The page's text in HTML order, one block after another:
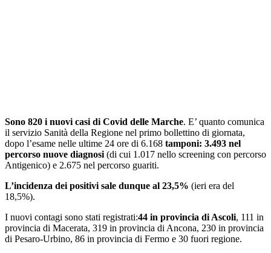
Sono 820 i nuovi casi di Covid delle Marche. E’ quanto comunica
il servizio Sanità della Regione nel primo bollettino di giornata,
dopo l’esame nelle ultime 24 ore di 6.168 tamponi: 3.493 nel
percorso nuove diagnosi (di cui 1.017 nello screening con percorso
Antigenico) e 2.675 nel percorso guariti.
L’incidenza dei positivi sale dunque al 23,5% (ieri era del
18,5%).
I nuovi contagi sono stati registrati:44 in provincia di Ascoli, 111 in
provincia di Macerata, 319 in provincia di Ancona, 230 in provincia
di Pesaro-Urbino, 86 in provincia di Fermo e 30 fuori regione.